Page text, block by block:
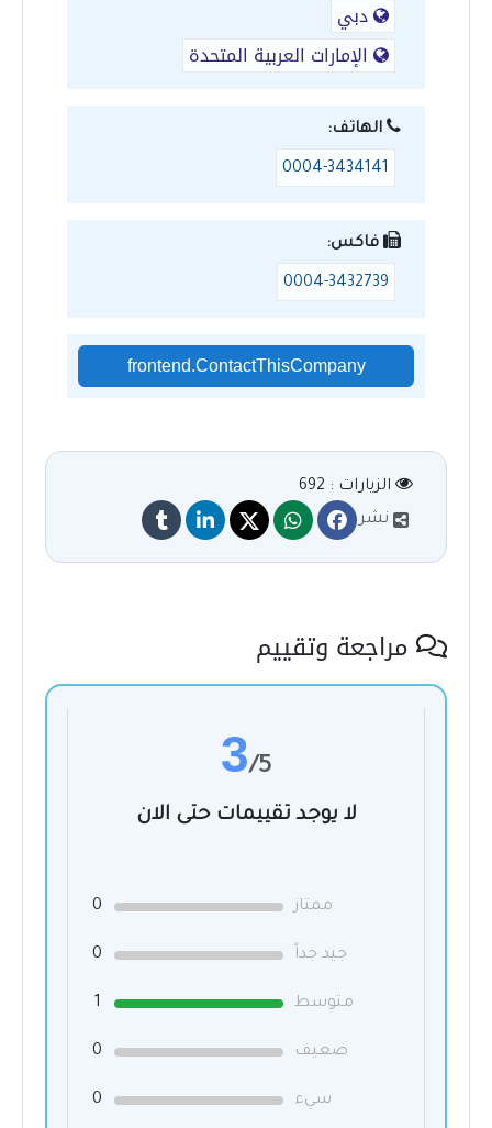
دبي
الإمارات العربية المتحدة
الهاتف:
0004-3434141
فاكس:
0004-3432739
frontend.ContactThisCompany
الزيارات : 692
نشر
مراجعة وتقييم
3/5
لا يوجد تقييمات حتى الان
ممتاز 0
جيد جداً 0
متوسط 1
ضعيف 0
سيء 0